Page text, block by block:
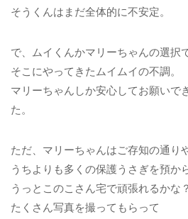
そうくんはまだ全体的に不安定。
で、ムイくんかマリーちゃんの選択
そこにやってきたムイムイの不調。
マリーちゃんしか安心してお願いで
た。
ただ、マリーちゃんはご存知の通り
うちよりも多くの保護うさぎを預か
うっとこのこさん宅で頑張れるかな
たくさん写真を撮ってもらって